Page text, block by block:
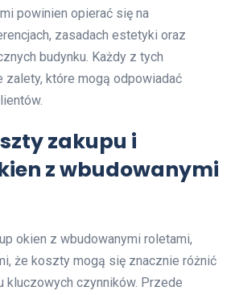
powinien opierać się na
zasadach estetyki oraz
budynku. Każdy z tych
zalety, które mogą odpowiadać
zakupu i
z wbudowanymi
okien z wbudowanymi roletami,
że koszty mogą się znacznie różnić
kluczowych czynników. Przede